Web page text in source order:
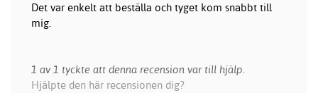
Det var enkelt att beställa och tyget kom snabbt till
mig.
1 av 1 tyckte att denna recension var till hjälp.
Hjälpte den här recensionen dig?